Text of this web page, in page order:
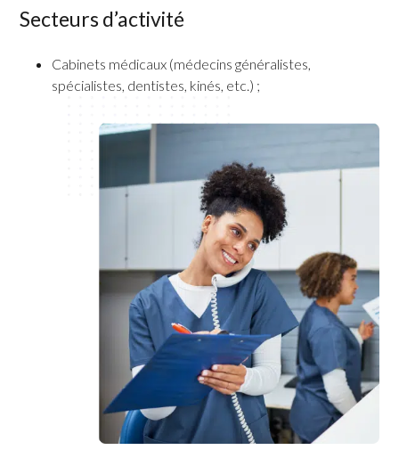
Secteurs d’activité
Cabinets médicaux (médecins généralistes,
spécialistes, dentistes, kinés, etc.) ;